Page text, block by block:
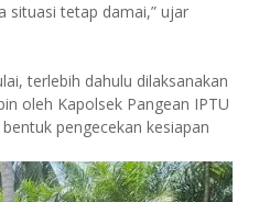
situasi tetap damai,” ujar
terlebih dahulu dilaksanakan
oleh Kapolsek Pangean IPTU
pengecekan kesiapan